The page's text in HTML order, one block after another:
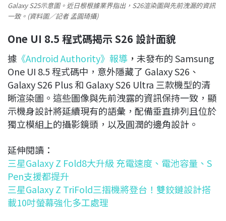
Galaxy S25示意圖。近日根根據業界指出，S26渲染圖與先前洩漏的資訊
一致。(資料圖／記者 孟圓琦攝)
One UI 8.5 程式碼揭示 S26 設計面貌
據 《Android Authority》報導 ， 未發布的 Samsung
One UI 8.5 程式碼中，意外隱藏了 Galaxy S26、
Galaxy S26 Plus 和 Galaxy S26 Ultra 三款機型的清
晰渲染圖。這些圖像與先前洩露的資訊保持一致，顯
示機身設計將延續現有的語彙，配備垂直排列且位於
獨立模組上的攝影鏡頭，以及圓潤的邊角設計。
延伸閱讀：
三星Galaxy Z Fold8大升級 充電速度、電池容量、S
Pen支援都提升
三星Galaxy Z TriFold三摺機將登台！雙鉸鏈設計搭
載10吋螢幕強化多工處理